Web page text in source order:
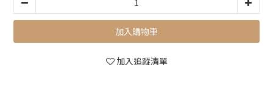
加入購物車
加入追蹤清單